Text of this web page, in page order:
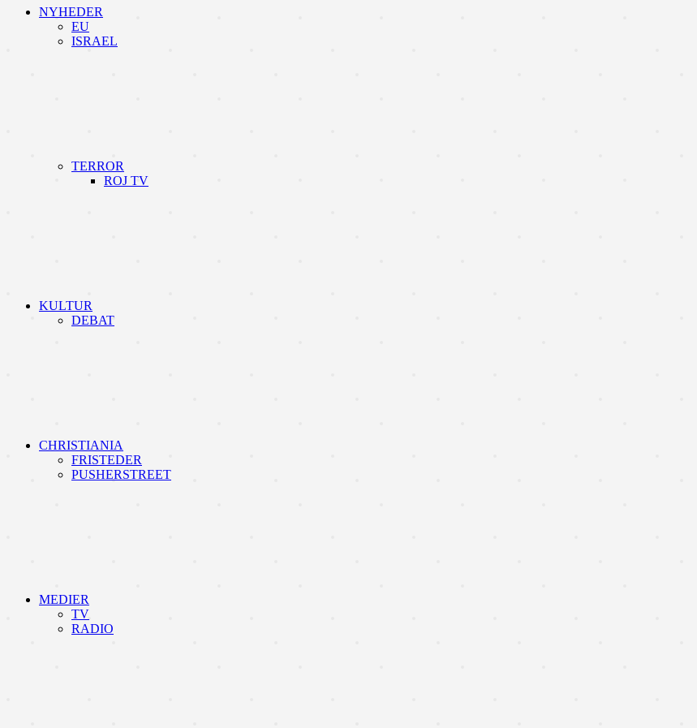
NYHEDER
EU
ISRAEL
TERROR
ROJ TV
KULTUR
DEBAT
CHRISTIANIA
FRISTEDER
PUSHERSTREET
MEDIER
TV
RADIO